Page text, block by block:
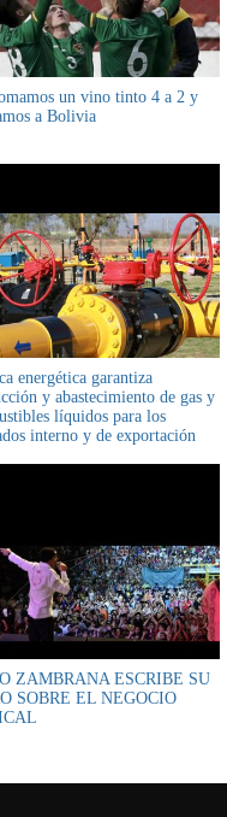
un vino tinto 4 a 2 y
a Bolivia
energética garantiza
y abastecimiento de gas y
líquidos para los
interno y de exportación
ZAMBRANA ESCRIBE SU
SOBRE EL NEGOCIO